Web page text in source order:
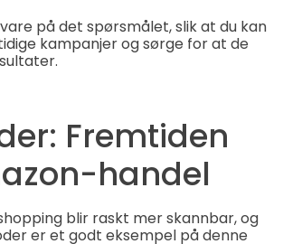
på det spørsmålet, slik at du kan
kampanjer og sørge for at de
Fremtiden
handel
blir raskt mer skannbar, og
er et godt eksempel på denne